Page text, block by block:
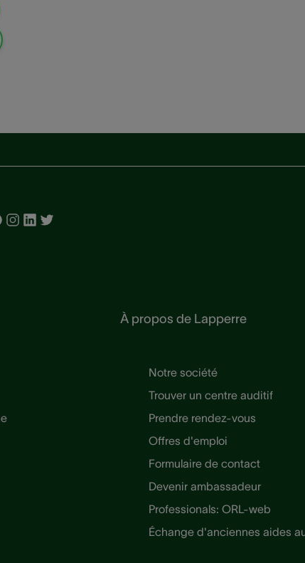
À propos de Lapperre
Notre société
Trouver un centre auditif
Prendre rendez-vous
Offres d'emploi
Formulaire de contact
Devenir ambassadeur
Professionals: ORL-web
Échange d'anciennes aides